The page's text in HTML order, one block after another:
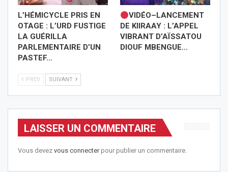
L’HÉMICYCLE PRIS EN
OTAGE : L’URD FUSTIGE
LA GUÉRILLA
PARLEMENTAIRE D’UN
PASTEF…
VIDÉO–LANCEMENT
DE KIIRAAY : L’APPEL
VIBRANT D’AÏSSATOU
DIOUF MBENGUE…
PREV SUIVANT
LAISSER UN COMMENTAIRE
Vous devez vous connecterpour publier un commentaire.